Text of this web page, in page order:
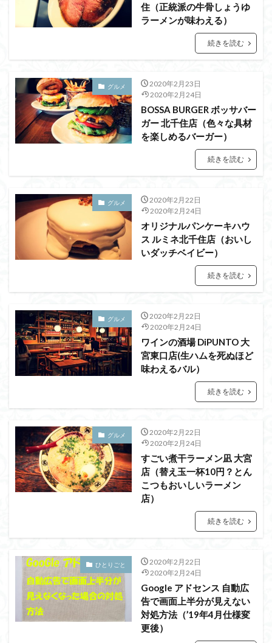
住（正統派の牛骨しょうゆ
ラーメンが味わえる）
続きを読む
グルメ
2020年2月23日
2020年2月24日
BOSSA BURGER ボッサバー
ガー 北千住店（色々な具材
を楽しめるバーガー）
続きを読む
グルメ
2020年2月22日
2020年2月24日
オリジナルパンケーキハウ
ス ルミネ北千住店（おいし
いダッチベイビー）
続きを読む
グルメ
2020年2月22日
2020年2月24日
ワインの酒場 DiPUNTO 大
宮東口店(生ハムを死ぬほど
味わえるバル）
続きを読む
グルメ
2020年2月22日
2020年2月24日
すごい煮干ラーメン凪 大宮
店（替え玉一杯10円？とん
こつもおいしいラーメン
店）
続きを読む
ひとりごと
2020年2月22日
2020年2月24日
Google アドセンス 自動広
告で画面上半分が見えない
対処方法（’19年4月仕様変
更後）